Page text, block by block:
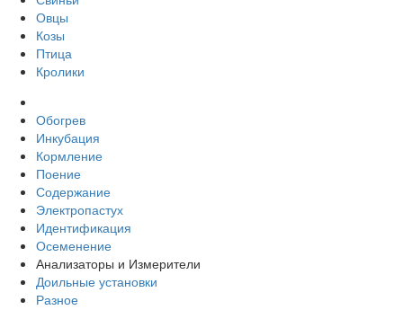
Овцы
Козы
Птица
Кролики
Обогрев
Инкубация
Кормление
Поение
Содержание
Электропастух
Идентификация
Осеменение
Анализаторы и Измерители
Доильные установки
Разное